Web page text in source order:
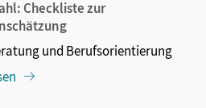
Checkliste zur
und Berufsorientierung